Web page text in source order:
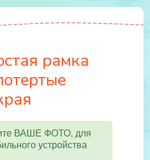
рамка
ВАШЕ ФОТО, для
устройства